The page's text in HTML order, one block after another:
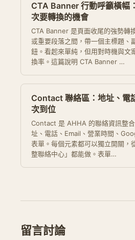
CTA Banner 行動呼籲橫幅
次要轉換的機會
CTA Banner 是頁面收尾的強勢轉
或重要段落之間，帶一個主標題、
鈕。看起來單純，但用對時機與文
換率。這篇說明 CTA Banner …
Contact 聯絡區：地址、電
次到位
Contact 是 AHHA 的聯絡資訊整
址、電話、Email、營業時間、
表單。每個元素都可以獨立開關，
整聯絡中心」都能做。表單…
留言討論